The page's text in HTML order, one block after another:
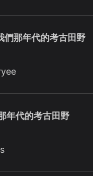
們那年代的考古田野
年代的考古田野